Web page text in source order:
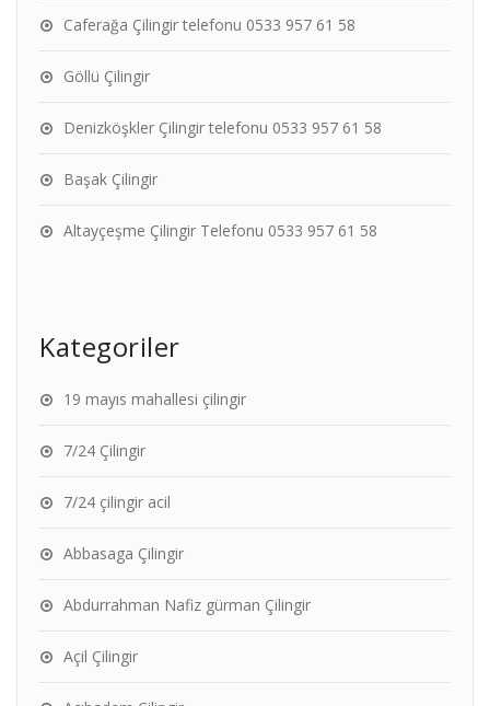
Caferağa Çilingir telefonu 0533 957 61 58
Göllü Çilingir
Denizköşkler Çilingir telefonu 0533 957 61 58
Başak Çilingir
Altayçeşme Çilingir Telefonu 0533 957 61 58
Kategoriler
19 mayıs mahallesi çilingir
7/24 Çilingir
7/24 çilingir acil
Abbasaga Çilingir
Abdurrahman Nafiz gürman Çilingir
Açil Çilingir